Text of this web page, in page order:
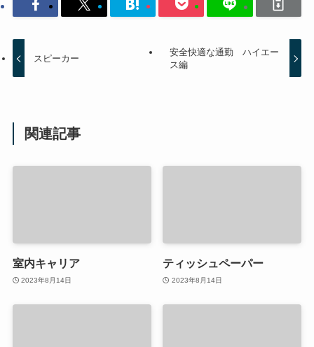
スピーカー
安全快適な通勤 ハイエー
ス編
関連記事
室内キャリア
2023年8月14日
ティッシュペーパー
2023年8月14日